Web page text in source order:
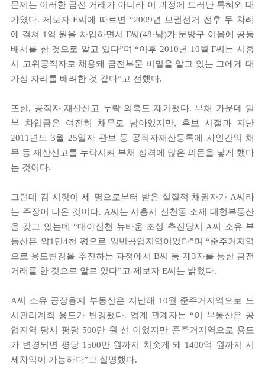
문제는 이러한 금전 거래가 아니라 이 과정에 드러난 특혜와 대
가였다. 제보자 E씨에 따르면 “2009년 보궐선거 전후 두 차례
에 걸쳐 1억 원을 차입하면서 F씨(48·남)가 문방구 어음에 공동
배서를 한 것으로 알고 있다”며 “이후 2010년 10월 F씨는 시흥
시 고위공직자로 채용돼 금전부문 비밀을 알고 있는 그에게 대
가성 자리를 배려한 것 같다”고 전했다.
또한, 공직자 재산신고 누락 의혹도 제기됐다. 부채 가운데 일
부 차입금은 여전히 채무로 남아있지만, 후보 시절과 지난
2011년도 3월 25일자 관보 등 공직자재산등록에 사인간의 채
무 등 재산신고를 누락시켜 부채 성격에 많은 의문을 낳게 했다
는 것이다.
그런데 김 시장이 세 명으로부터 받은 실질적 채권자가 A씨라
는 주장이 나온 것이다. A씨는 시흥시 신천동 소재 대형부동산
을 갖고 있는데 “대야신천 뉴타운 조성 추진당시 A씨 소유 부
동산은 약1만4천 평으로 일반공업지역이었다”며 “준주거지역
으로 용도변경을 추진하는 과정에서 B씨 등 제3자를 통한 금전
거래를 한 것으로 알로 있다”고 제보자 E씨는 밝혔다.
A씨 소유 공장용지 부동산은 지난해 10월 준주거지역으로 도
시관리계획 용도가 변경됐다. 업계 관계자는 “이 부동산은 공
업지역 당시 평당 500만 원 선 이었지만 준주거지역으로 용도
가 변경되면 평당 1500만 원까지 치솟게 돼 1400억 원까지 시
세차익이 가능하다”고 설명했다.